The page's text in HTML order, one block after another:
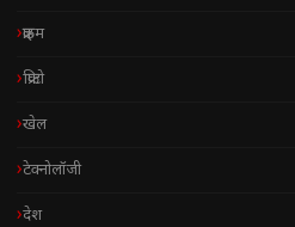
क्राइम
क्रिप्टो
खेल
टेक्नोलॉजी
देश